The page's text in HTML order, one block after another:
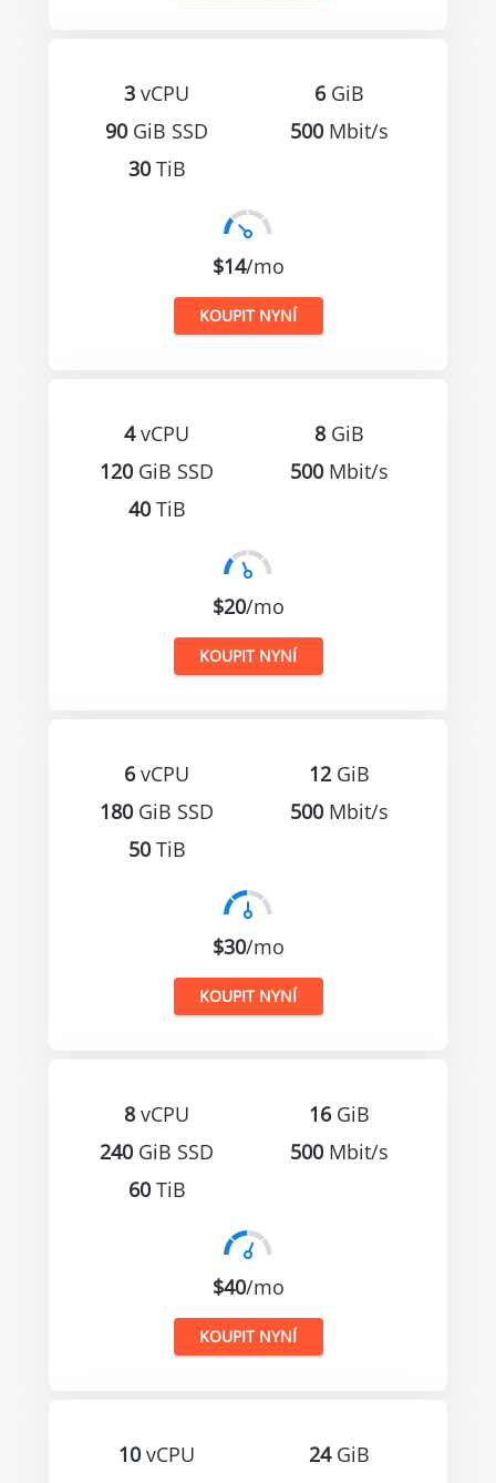
3 vCPU 6GiB
90 GiB SSD 500 Mbit/s
30TiB
$14/mo
KOUPIT NYNÍ
4vCPU 8 GiB
120 GiB SSD 500 Mbit/s
40TiB
$20/mo
KOUPIT NYNÍ
6vCPU 12 GiB
180 GiB SSD 500 Mbit/s
50TiB
$30/mo
KOUPIT NYNÍ
8 vCPU 16GiB
240 GiB SSD 500 Mbit/s
60TiB
$40/mo
KOUPIT NYNÍ
10 vCPU 24GiB